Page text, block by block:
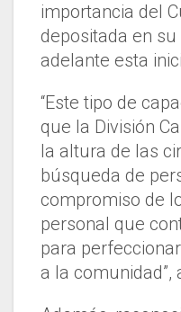
importancia del
depositada en
adelante esta
“Este tipo de
que la División
la altura de las
búsqueda de
compromiso de
personal que
para
a la comunidad”,